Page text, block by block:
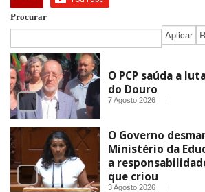
Procurar
O PCP saúda a
do Douro
7 Agosto 2026
O Governo
Ministério da
a
que criou
3 Agosto 2026